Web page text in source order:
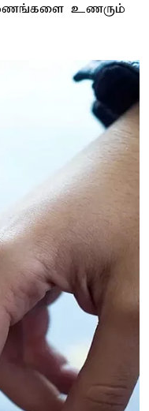
மணங்களை உணரும்